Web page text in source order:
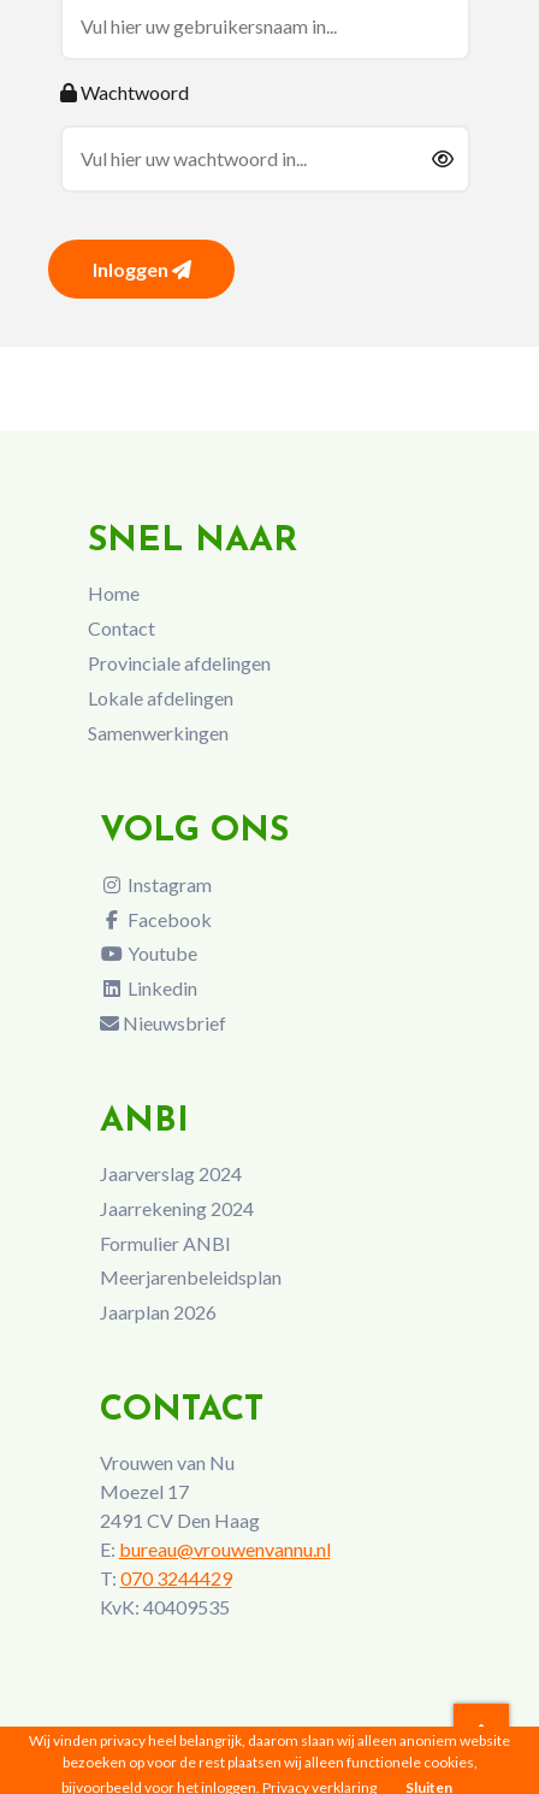
Wachtwoord
Inloggen
SNEL NAAR
Home
Contact
Provinciale afdelingen
Lokale afdelingen
Samenwerkingen
VOLG ONS
Instagram
Facebook
Youtube
Linkedin
Nieuwsbrief
ANBI
Jaarverslag 2024
Jaarrekening 2024
Formulier ANBI
Meerjarenbeleidsplan
Jaarplan 2026
CONTACT
Vrouwen van Nu
Moezel 17
2491 CV Den Haag
E: bureau@vrouwenvannu.nl
T: 070 3244429
KvK: 40409535
Vrouwen van Nu © 2026 |Privacyverklaring
Wij vinden privacy heel belangrijk, daarom slaan wij alleen anoniem website
bezoeken op voor de rest plaatsen wij alleen functionele cookies,
bijvoorbeeld voor het inloggen. Privacy verklaring Sluiten